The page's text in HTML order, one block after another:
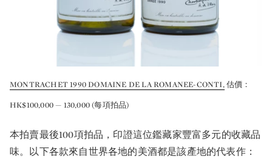
MONTRACHET 1990 DOMAINE DE LA ROMANEE-CONTI,估價：
HK$100,000 — 130,000 (每項拍品)
本拍賣最後100項拍品，印證這位鑑藏家豐富多元的收藏品
味。以下各款來自世界各地的美酒都是該產地的代表作：